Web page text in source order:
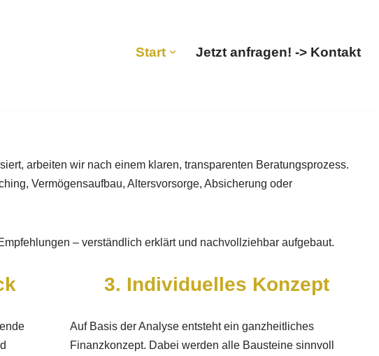
Start Jetzt anfragen! -> Kontakt
arbeiten wir nach einem klaren, transparenten Beratungsprozess.
Vermögensaufbau, Altersvorsorge, Absicherung oder
– verständlich erklärt und nachvollziehbar aufgebaut.
3. Individuelles Konzept
Auf Basis der Analyse entsteht ein ganzheitliches
Finanzkonzept. Dabei werden alle Bausteine sinnvoll